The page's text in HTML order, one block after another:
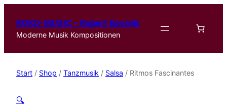
ROKO-MUSIC – Robert Kovarik
Moderne Musik Kompositionen
Start / Shop / Tanzmusik / Salsa / Ritmos Fascinantes
🔍